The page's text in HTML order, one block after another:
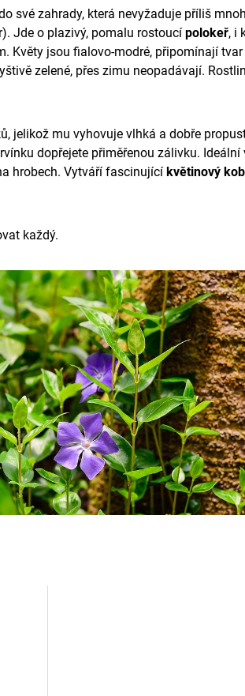
své zahrady, která nevyžaduje příliš
Jde o plazivý, pomalu rostoucí polokeř, i
Květy jsou fialovo-modré, připomínají
zelené, přes zimu neopadávají.
jelikož mu vyhovuje vlhká a dobře
dopřejete přiměřenou zálivku.
hrobech. Vytváří fascinující květinový
každý.